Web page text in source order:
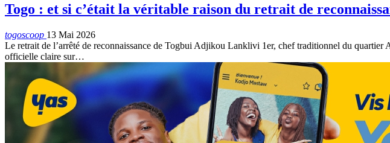
Togo : et si c’était la véritable raison du retrait de
togoscoop 13 Mai 2026
Le retrait de l’arrêté de reconnaissance de Togbui Adjikou Lanklivi 1er, chef traditionnel du quartier
officielle claire sur…